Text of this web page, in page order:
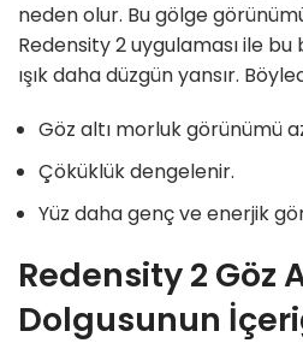
neden olur. Bu gölge
Redensity 2 uygulaması ile
ışık daha düzgün yansır.
Göz altı morluk görünümü
Çöküklük dengelenir.
Yüz daha genç ve enerjik
Redensity 2 Göz
Dolgusunun